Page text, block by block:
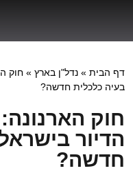
דף הבית » נדל"ן בארץ » חוק
בעיה כלכלית חדשה?
חוק
הדיור
חדשה?